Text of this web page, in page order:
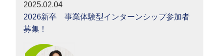
2025.02.04
2026新卒 事業体験型インターンシップ参加者
募集！